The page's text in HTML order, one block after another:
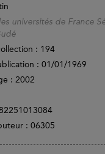
universités de France
: 194
: 01/01/1969
: 2002
: 06305